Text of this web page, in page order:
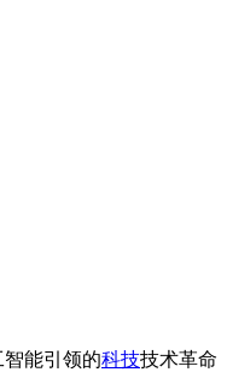
能引领的科技技术革命